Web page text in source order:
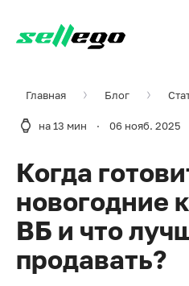
Главная Блог
на 13 мин · 06 нояб. 2025
Когда
новогодние
ВБ и что
продавать?